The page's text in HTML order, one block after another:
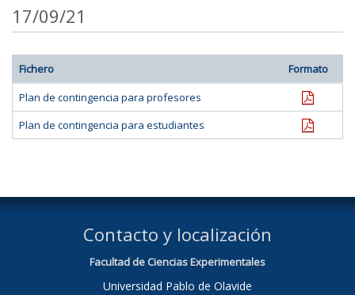
17/09/21
Fichero
Formato
Plan de contingencia para profesores
pdf
Plan de contingencia para estudiantes
pdf
Contacto y localización
Facultad de Ciencias Experimentales
Universidad Pablo de Olavide